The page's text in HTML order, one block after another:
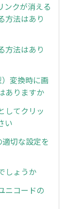
ンクが消える
方法はあり
方法はあり
変換時に画
ありますか
してクリッ
い
切な設定を
しょうか
ニコードの